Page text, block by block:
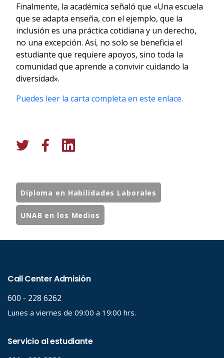
Finalmente, la académica señaló que «Una escuela
que se adapta enseña, con el ejemplo, que la
inclusión es una práctica cotidiana y un derecho,
no una excepción. Así, no solo se beneficia el
estudiante que requiere apoyos, sino toda la
comunidad que aprende a convivir cuidando la
diversidad».
Puedes leer la carta completa en este enlace.
Diploma en Habilidades Laborales
UNAB en los Medios